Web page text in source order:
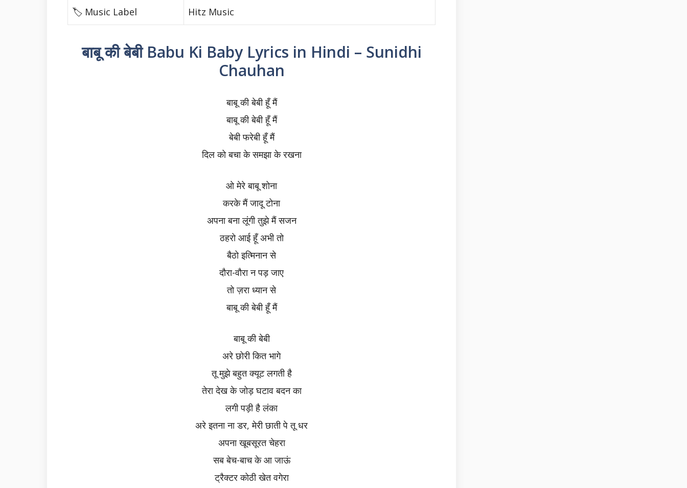
🏷️ Music Label Hitz Music
बाबू की बेबी Babu Ki Baby Lyrics in Hindi – Sunidhi
Chauhan
बाबू की बेबी हूँ मैं
बाबू की बेबी हूँ मैं
बेबी फरेबी हूँ मैं
दिल को बचा के समझा के रखना
ओ मेरे बाबू शोना
करके मैं जादू टोना
अपना बना लूंगी तुझे मैं सजन
ठहरो आई हूँ अभी तो
बैठो इत्मिनान से
दौरा-वौरा न पड़ जाए
तो ज़रा ध्यान से
बाबू की बेबी हूँ मैं
बाबू की बेबी
अरे छोरी कित भागे
तू मुझे बहुत क्यूट लगती है
तेरा देख के जोड़ घटाव बदन का
लगी पड़ी है लंका
अरे इतना ना डर, मेरी छाती पे तू धर
अपना खूबसूरत चेहरा
सब बेच-बाच के आ जाऊं
ट्रैक्टर कोठी खेत वगेरा